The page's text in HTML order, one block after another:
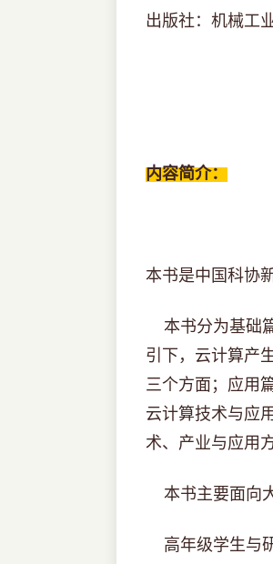
出版社：机械工
内容简介：
本书是中国科协
本书分为基础
引下，云计算产
三个方面；应用
云计算技术与应
术、产业与应用
本书主要面向
高年级学生与